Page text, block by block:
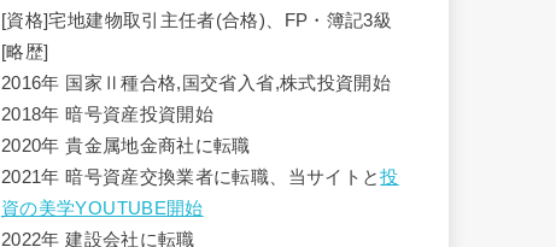
[資格]宅地建物取引主任者(合格)、FP・簿記3級
[略歴]
2016年 国家Ⅱ種合格,国交省入省,株式投資開始
2018年 暗号資産投資開始
2020年 貴金属地金商社に転職
2021年 暗号資産交換業者に転職、当サイトと投
資の美学YOUTUBE開始
2022年 建設会社に転職